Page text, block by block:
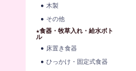
木製
その他
★食器・牧草入れ・給水ボト
ル
床置き食器
ひっかけ・固定式食器